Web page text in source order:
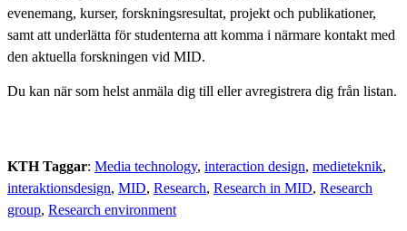
evenemang, kurser, forskningsresultat, projekt och publikationer,
samt att underlätta för studenterna att komma i närmare kontakt med
den aktuella forskningen vid MID.
Du kan när som helst anmäla dig till eller avregistrera dig från listan.
KTH Taggar: Media technology interaction design medieteknik
interaktionsdesign MID Research Research in MID Research
group Research environment